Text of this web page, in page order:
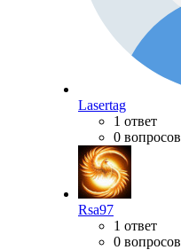
Lasertag
1 ответ
0 вопросов
Rsa97
1 ответ
0 вопросов